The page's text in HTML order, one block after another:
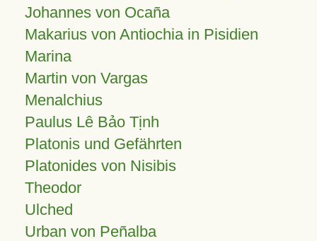
Johannes von Ocaña
Makarius von Antiochia in Pisidien
Marina
Martin von Vargas
Menalchius
Paulus Lê Bảo Tịnh
Platonis und Gefährten
Platonides von Nisibis
Theodor
Ulched
Urban von Peñalba